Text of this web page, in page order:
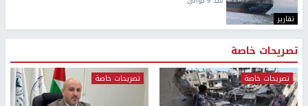
تقارير
تصريحات خاصة
تصريحات خاصة تصريحات خاصة